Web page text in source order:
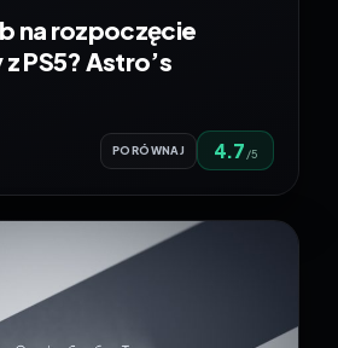
na rozpoczęcie
PS5? Astro’s
PORÓWNAJ 4.7 /5